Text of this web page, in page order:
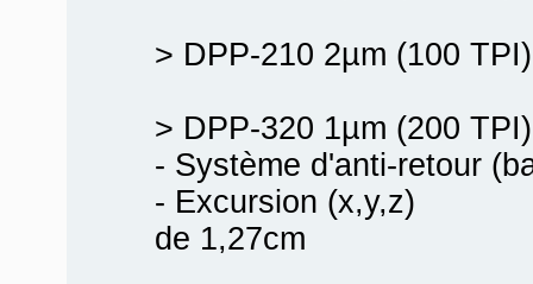
> DPP-210 2µm (100 TPI)
> DPP-320 1µm (200 TPI)
- Système d'anti-retour
- Excursion (x,y,z)
de 1,27cm